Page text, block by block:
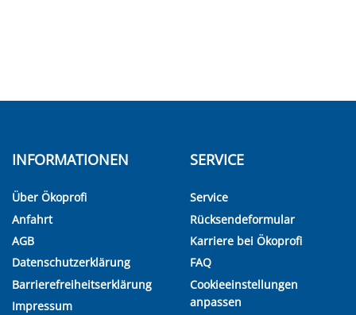
INFORMATIONEN
Über Ökoprofi
Anfahrt
AGB
Datenschutzerklärung
Barrierefreiheitserklärung
Impressum
SERVICE
Service
Rücksendeformular
Karriere bei Ökoprofi
FAQ
Cookieeinstellungen
anpassen